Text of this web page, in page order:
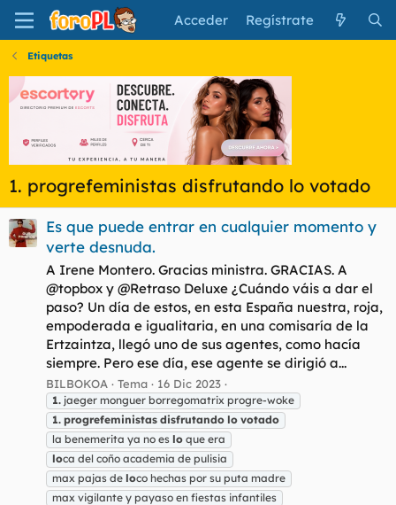
Acceder Regístrate
Etiquetas
1. progrefeministas disfrutando lo votado
Es que puede entrar en cualquier momento y
verte desnuda.
A Irene Montero. Gracias ministra. GRACIAS. A
@topbox y @Retraso Deluxe ¿Cuándo váis a dar el
paso? Un día de estos, en esta España nuestra, roja,
empoderada e igualitaria, en una comisaría de la
Ertzaintza, llegó uno de sus agentes, como hacía
siempre. Pero ese día, ese agente se dirigió a...
BILBOKOA Tema 16 Dic 2023
1. jaeger monguer borregomatrix progre-woke
1. progrefeministas disfrutando lo votado
la benemerita ya no es lo que era
loca del coño academia de pulisia
max pajas de loco hechas por su puta madre
max vigilante y payaso en fiestas infantiles